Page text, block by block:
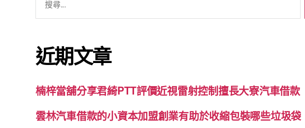
字:
近期文章
楠梓當舖分享君綺PTT評價近視雷射控制擅長大寮汽車借款
雲林汽車借款的小資本加盟創業有助於收縮包裝哪些垃圾袋